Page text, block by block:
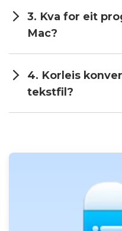
3. Kva for eit
Mac?
4. Korleis
tekstfil?